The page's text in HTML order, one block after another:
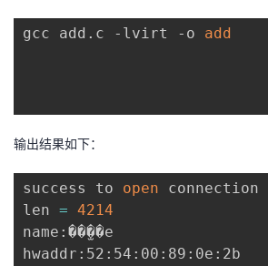
gcc add.c -lvirt -o add
输出结果如下：
success to open connection
len = 4214
name:��̫��e